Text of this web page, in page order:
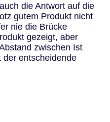
die Antwort auf die
gutem Produkt nicht
nie die Brücke
gezeigt, aber
zwischen Ist
der entscheidende